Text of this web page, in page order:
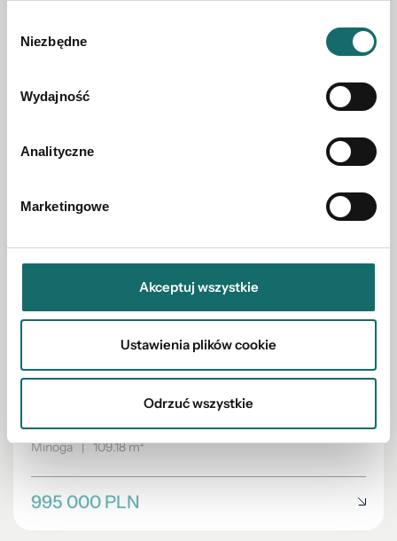
zgody
Niezbędne
Wydajność
Analityczne
Marketingowe
Akceptuj wszystkie
Ustawienia plików cookie
Odrzuć wszystkie
Zobacz również w okolicy
Nowoczesny dom - stodoła - bliźniak/5
Minoga | 109.18 m²
995 000 PLN